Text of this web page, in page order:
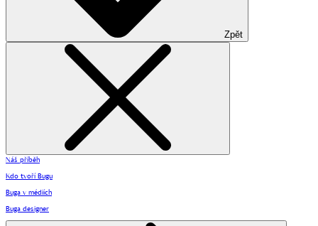
Zpět
Náš příběh
Kdo tvoří Bugu
Buga v médiích
Buga designer